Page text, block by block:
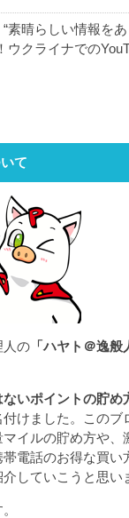
“素晴らしい情報をあ
ウクライナでの
て
人の 「ハヤト＠逸般
ないポイントの貯め
付けました。このブ
イルの貯め方や、
電話のお得な買い
していこうと思い